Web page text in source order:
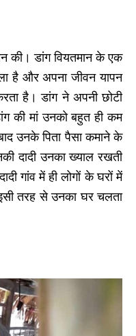
की। डांग वियतमान के एक
है और अपना जीवन यापन
है। डांग ने अपनी छोटी
की मां उनको बहुत ही कम
उनके पिता पैसा कमाने के
दादी उनका ख्याल रखती
गांव में ही लोगों के घरों में
तरह से उनका घर चलता